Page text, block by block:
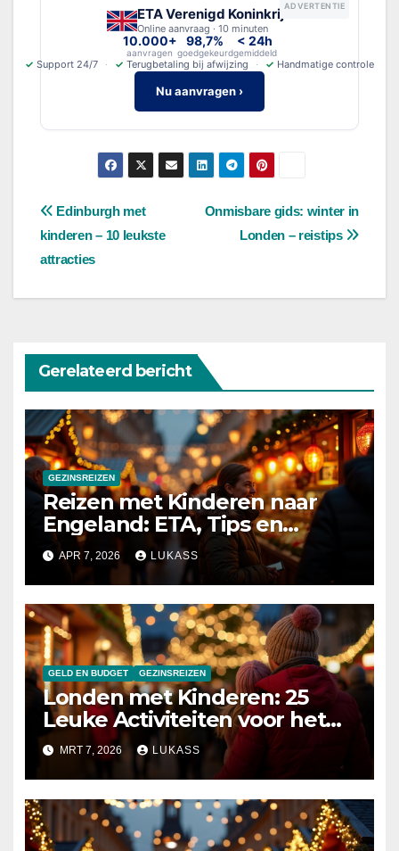
ADVERTENTIE
ETA Verenigd Koninkrijk
Online aanvraag · 10 minuten
10.000+
aanvragen
98,7%
goedgekeurd
< 24h
gemiddeld
✓ Support 24/7 ✓ Terugbetaling bij afwijzing ✓ Handmatige controle
Nu aanvragen ›
Bericht
navigatie
Onmisbare gids: winter in
Londen – reistips
Edinburgh met
kinderen – 10 leukste
attracties
Gerelateerd bericht
GEZINSREIZEN
Reizen met Kinderen naar
Engeland: ETA, Tips en
Praktische Gids 2026
APR 7, 2026 LUKASS
GELD EN BUDGET GEZINSREIZEN
Londen met Kinderen: 25
Leuke Activiteiten voor het
Hele Gezin [2026]
MRT 7, 2026 LUKASS